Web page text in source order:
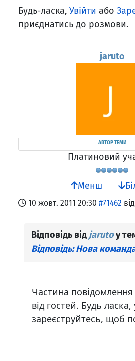
Будь-ласка, Увійти або
приєднатись до розмови.
jaruto
АВТОР ТЕМИ
Платиновий
Менш
10 жовт. 2011 20:30 #71462 від
Відповідь від jarutoу
Відповідь: Нова
Частина
від гостей. Будь ласка,
зареєструйтесь, щоб